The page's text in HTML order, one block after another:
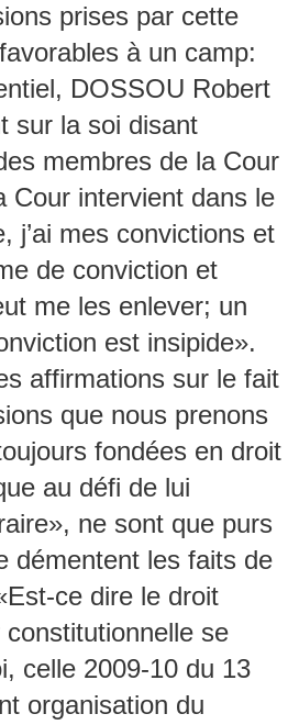
prises par cette
à un camp:
DOSSOU Robert
sur la soi disant
membres de la Cour
Cour intervient dans le
j’ai mes convictions et
de conviction et
me les enlever; un
est insipide».
affirmations sur le fait
que nous prenons
fondées en droit
au défi de lui
ne sont que purs
démentent les faits de
ce dire le droit
se
celle 2009-10 du 13
organisation du